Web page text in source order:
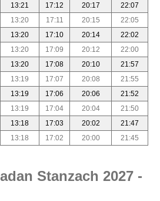
13:21 17:12 20:17
22:07
13:20 17:11 20:15
22:05
13:20 17:10 20:14
22:02
13:20 17:09 20:12
22:00
13:20 17:08 20:10
21:57
13:19 17:07 20:08
21:55
13:19 17:06 20:06
21:52
13:19 17:04 20:04
21:50
13:18 17:03 20:02
21:47
13:18 17:02 20:00 21:45
Stanzach 2027 -